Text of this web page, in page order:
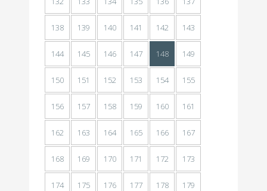
138 139 140 141 142 143
144 145 146 147 148 149
150 151 152 153 154 155
156 157 158 159 160 161
162 163 164 165 166 167
168 169 170 171 172 173
174 175 176 177 178 179